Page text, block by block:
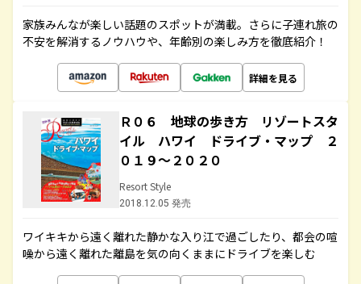
家族みんなが楽しい話題のスポットが満載。さらに子連れ旅の
不安を解消するノウハウや、年齢別の楽しみ方を徹底紹介！
詳細を見る
Ｒ０６ 地球の歩き方 リゾートスタ
イル ハワイ ドライブ・マップ ２
０１９～２０２０
Resort Style
2018.12.05 発売
ワイキキから遠く離れた静かな入り江で過ごしたり、都会の喧
噪から遠く離れた離島を気の向くままにドライブを楽しむ